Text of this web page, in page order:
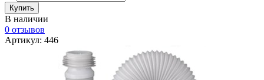
В наличии
0 отзывов
Артикул: 446